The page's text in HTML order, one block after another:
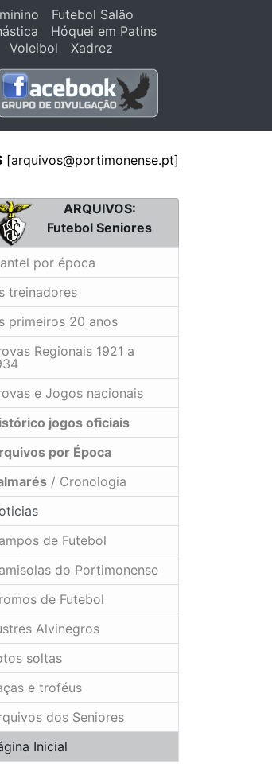
Futebol Salão
Hóquei em Patins
Voleibol Xadrez
[arquivos@portimonense.pt]
ARQUIVOS:
Futebol Seniores
por época
treinadores
primeiros 20 anos
Regionais 1921 a
e Jogos nacionais
jogos oficiais
por Época
/ Cronologia
de Futebol
do Portimonense
de Futebol
Alvinegros
soltas
e troféus
dos Seniores
Inicial